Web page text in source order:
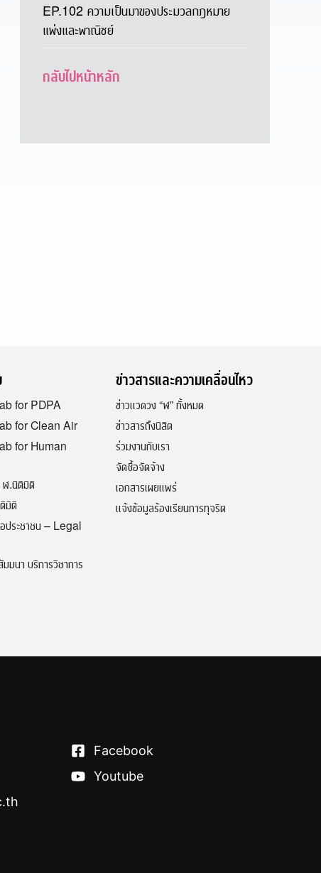
EP.102 ความเป็นมาของประมวลกฎหมาย
แพ่งและพาณิชย์
กลับไปหน้าหลัก
for PDPA
for Clean Air
for Human
ฬ.นิติมิติ
มิติ
ประชาชน – Legal
มนา บริการวิชาการ
ข่าวสารและความเคลื่อนไหว
ข่าวแวดวง “ฬ” ทั้งหมด
ข่าวสารถึงนิสิต
ร่วมงานกับเรา
จัดซื้อจัดจ้าง
เอกสารเผยแพร่
แจ้งข้อมูลร้องเรียนการทุจริต
Facebook
Youtube